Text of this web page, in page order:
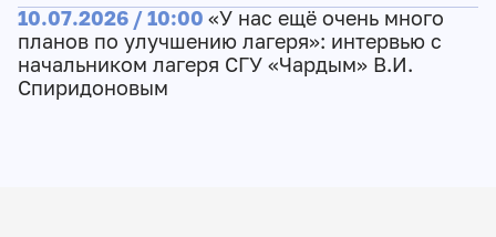
10.07.2026 / 10:00 «У нас ещё очень много
планов по улучшению лагеря»: интервью с
начальником лагеря СГУ «Чардым» В.И.
Спиридоновым